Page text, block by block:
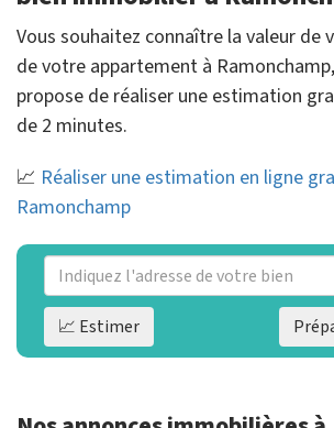
Vous souhaitez connaître la valeur de
de votre appartement à
propose de réaliser une estimation
de 2 minutes.
📈 Réaliser une estimation en ligne
Ramonchamp
📈 Estimer